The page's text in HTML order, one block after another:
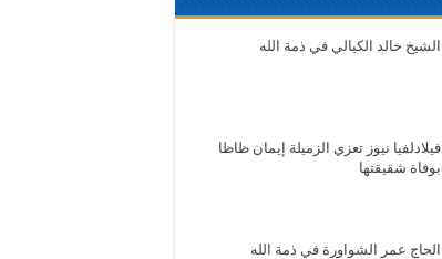
الشيخ خالد الكيالي في ذمة الله
فيلادلفيا نيوز تعزي الزميلة إيمان ظاظا
بوفاة شقيقتها
الحاج عمر الشواورة في ذمة الله